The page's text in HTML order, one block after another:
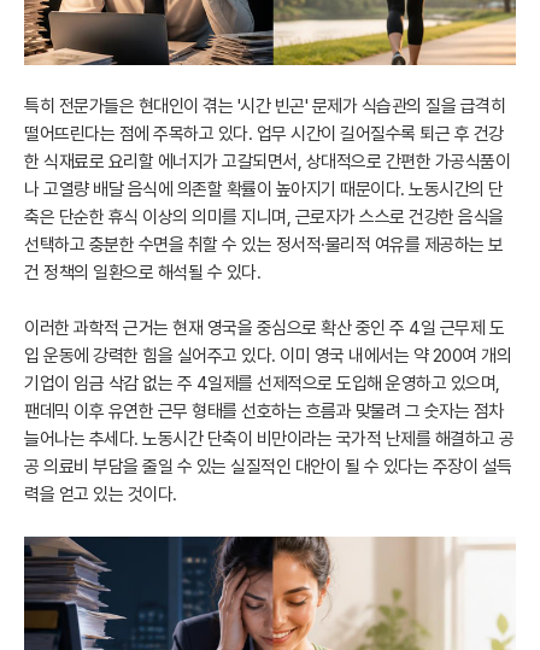
특히 전문가들은 현대인이 겪는 '시간 빈곤' 문제가 식습관의 질을 급격히
떨어뜨린다는 점에 주목하고 있다. 업무 시간이 길어질수록 퇴근 후 건강
한 식재료로 요리할 에너지가 고갈되면서, 상대적으로 간편한 가공식품이
나 고열량 배달 음식에 의존할 확률이 높아지기 때문이다. 노동시간의 단
축은 단순한 휴식 이상의 의미를 지니며, 근로자가 스스로 건강한 음식을
선택하고 충분한 수면을 취할 수 있는 정서적·물리적 여유를 제공하는 보
건 정책의 일환으로 해석될 수 있다.
이러한 과학적 근거는 현재 영국을 중심으로 확산 중인 주 4일 근무제 도
입 운동에 강력한 힘을 실어주고 있다. 이미 영국 내에서는 약 200여 개의
기업이 임금 삭감 없는 주 4일제를 선제적으로 도입해 운영하고 있으며,
팬데믹 이후 유연한 근무 형태를 선호하는 흐름과 맞물려 그 숫자는 점차
늘어나는 추세다. 노동시간 단축이 비만이라는 국가적 난제를 해결하고 공
공 의료비 부담을 줄일 수 있는 실질적인 대안이 될 수 있다는 주장이 설득
력을 얻고 있는 것이다.